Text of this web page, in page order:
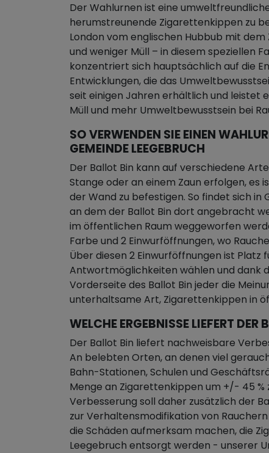
Der Wahlurnen ist eine
herumstreunende Zigarettenkippen zu
London vom englischen Hubbub mit
und weniger Müll – in diesem speziellen
konzentriert sich hauptsächlich auf die
Entwicklungen, die das
seit einigen Jahren erhältlich und leistet
Müll und mehr Umweltbewusstsein bei
SO VERWENDEN SIE EINEN
GEMEINDE LEEGEBRUCH
Der Ballot Bin kann auf verschiedene
Stange oder an einem Zaun erfolgen, es
der Wand zu befestigen. So findet sich
an dem der Ballot Bin dort angebracht
im öffentlichen Raum weggeworfen
Farbe und 2 Einwurföffnungen, wo
Über diesen 2 Einwurföffnungen ist Platz
Antwortmöglichkeiten wählen und dank
Vorderseite des Ballot Bin jeder die
unterhaltsame Art, Zigarettenkippen in
WELCHE ERGEBNISSE LIEFERT DER
Der Ballot Bin liefert nachweisbare
An belebten Orten, an denen viel
Bahn-Stationen, Schulen und
Menge an Zigarettenkippen um +/- 45 %
Verbesserung soll daher zusätzlich der
zur Verhaltensmodifikation von
die Schäden aufmerksam machen, die
Leegebruch entsorgt werden - unserer